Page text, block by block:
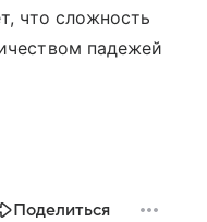
что сложность
падежей
Поделиться